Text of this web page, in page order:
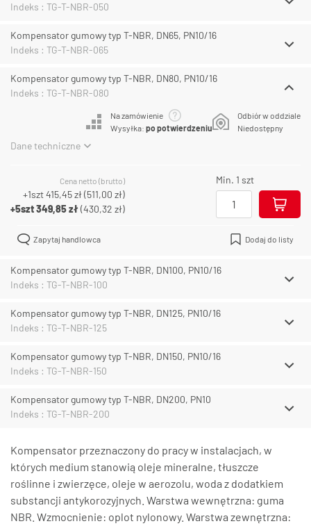
Indeks : TG-T-NBR-050
Kompensator gumowy typ T-NBR, DN65, PN10/16
Indeks : TG-T-NBR-065
Kompensator gumowy typ T-NBR, DN80, PN10/16
Indeks : TG-T-NBR-080
Na zamówienie
Wysyłka: po potwierdzeniu
Odbiór w oddziale
Niedostępny
Dane techniczne
Cena netto (brutto)
+1szt415,45 zł(511,00 zł)
+5szt349,85 zł(430,32 zł)
Min. 1 szt
Zapytaj handlowca Dodaj do listy
Kompensator gumowy typ T-NBR, DN100, PN10/16
Indeks : TG-T-NBR-100
Kompensator gumowy typ T-NBR, DN125, PN10/16
Indeks : TG-T-NBR-125
Kompensator gumowy typ T-NBR, DN150, PN10/16
Indeks : TG-T-NBR-150
Kompensator gumowy typ T-NBR, DN200, PN10
Indeks : TG-T-NBR-200
Kompensator przeznaczony do pracy w instalacjach, w
których medium stanowią oleje mineralne, tłuszcze
roślinne i zwierzęce, oleje w aerozolu, woda z dodatkiem
substancji antykorozyjnych. Warstwa wewnętrzna: guma
NBR. Wzmocnienie: oplot nylonowy. Warstwa zewnętrzna: